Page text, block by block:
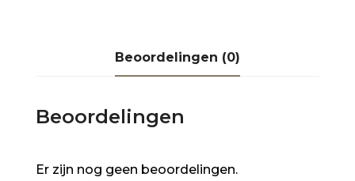
Beoordelingen (0)
Beoordelingen
Er zijn nog geen beoordelingen.